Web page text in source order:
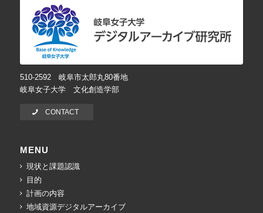
510-2592 岐阜市太郎丸80番地
岐阜女子大学 文化創造学部
CONTACT
MENU
現状と課題認識
目的
計画の内容
地域資源デジタルアーカイブ